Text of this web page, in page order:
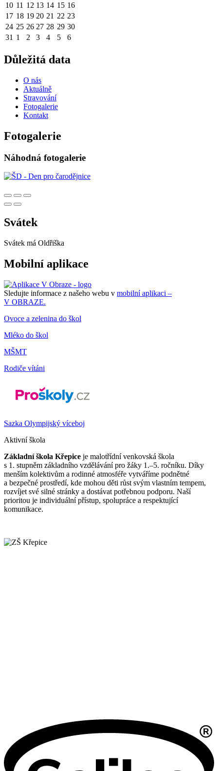
10 11 12 13 14 15 16
17 18 19 20 21 22 23
24 25 26 27 28 29 30
31 1 2 3 4 5 6
Důležitá data
O nás
Aktuálně
Stravování
Fotogalerie
Kontakt
Fotogalerie
Náhodná fotogalerie
Svátek
Svátek má Oldřiška
Mobilní aplikace
Sledujte informace z našeho webu v mobilní aplikaci –
V OBRAZE.
Ovoce a zelenina do škol
Mléko do škol
MŠMT
Rodiče vítáni
Sazka Olympijský víceboj
Aktivní škola
Základní škola Křepice je malotřídní venkovská škola
s 1. stupněm základního vzdělávání pro žáky 1.–5. ročníku. Díky
menším kolektivům a rodinné atmosféře vytváříme podnětné
a bezpečné prostředí, kde mohou děti růst svým vlastním tempem,
rozvíjet své silné stránky a dostávat potřebnou podporu. Naší
prioritou je individuální přístup, spolupráce a respektující
komunikace.